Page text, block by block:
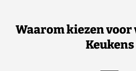
Waarom kiezen voor
Keukens